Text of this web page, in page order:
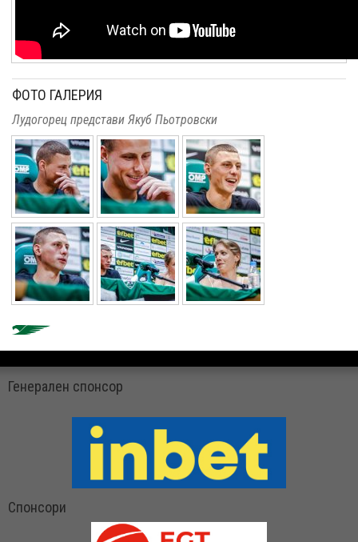
ФОТО ГАЛЕРИЯ
Лудогорец представи Якуб Пьотровски
Генерален спонсор
Спонсори